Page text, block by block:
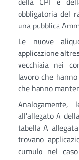
obbligatoria del
una pubblica
Le nuove
applicazione
vecchiaia nei
lavoro che
che hanno
all'allegato A
tabella A
trovano
cumulo nel